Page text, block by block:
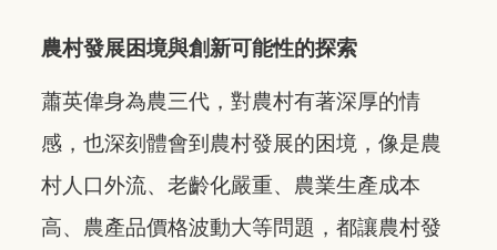
農村發展困境與創新可能性的探索
蕭英偉身為農三代，對農村有著深厚的情
感，也深刻體會到農村發展的困境，像是農
村人口外流、老齡化嚴重、農業生產成本
高、農產品價格波動大等問題，都讓農村發